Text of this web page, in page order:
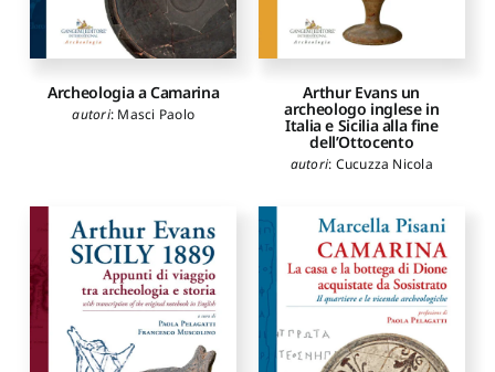
Archeologia a Camarina
autori: Masci Paolo
Arthur Evans un
archeologo inglese in
Italia e Sicilia alla fine
dell’Ottocento
autori: Cucuzza Nicola